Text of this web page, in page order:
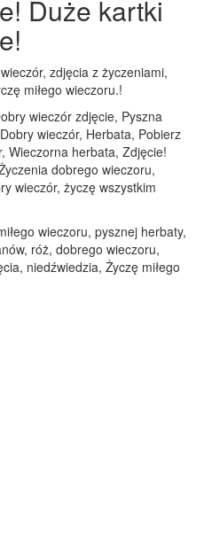
Duże kartki
zdjęcia z życzeniami,
miłego wieczoru.!
wieczór zdjęcie, Pyszna
wieczór, Herbata, Pobierz
Wieczorna herbata, Zdjęcie!
dobrego wieczoru,
wieczór, życzę wszystkim
wieczoru, pysznej herbaty,
róż, dobrego wieczoru,
niedźwiedzia, Życzę miłego